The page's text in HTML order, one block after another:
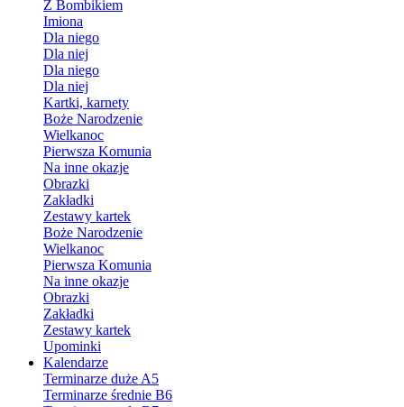
Z Bombikiem
Imiona
Dla niego
Dla niej
Dla niego
Dla niej
Kartki, karnety
Boże Narodzenie
Wielkanoc
Pierwsza Komunia
Na inne okazje
Obrazki
Zakładki
Zestawy kartek
Boże Narodzenie
Wielkanoc
Pierwsza Komunia
Na inne okazje
Obrazki
Zakładki
Zestawy kartek
Upominki
Kalendarze
Terminarze duże A5
Terminarze średnie B6